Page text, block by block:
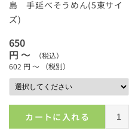
島 手延べそうめん(5束サイ
ズ)
650
円 ～
（税込）
602 円 ～ （税別）
カートに入れる